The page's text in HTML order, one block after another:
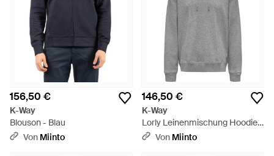
156,50 €
K-Way
Blouson - Blau
Von Miinto
146,50 €
K-Way
Lorly Leinenmischung Hoodie -
GrauVon Miinto